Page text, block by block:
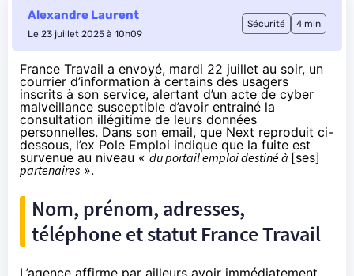
Alexandre Laurent
Le 23 juillet 2025 à 10h09
Sécurité 4 min
France Travail a envoyé, mardi 22 juillet au soir, un
courrier d’information à certains des usagers
inscrits à son service, alertant d’un acte de cyber
malveillance susceptible d’avoir entrainé la
consultation illégitime de leurs données
personnelles. Dans son email, que Next reproduit ci-
dessous, l’ex Pole Emploi indique que la fuite est
survenue au niveau «du portail emploi destiné à [ses]
partenaires ».
Nom, prénom, adresses,
téléphone et statut France Travail